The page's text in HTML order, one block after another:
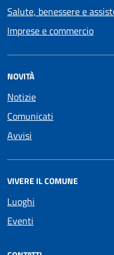
Salute, benessere e
Imprese e commercio
NOVITÀ
Notizie
Comunicati
Avvisi
VIVERE IL COMUNE
Luoghi
Eventi